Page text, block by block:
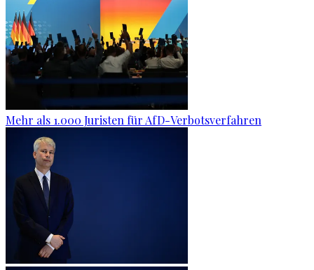
Mehr als 1.000 Juristen für AfD-Verbotsverfahren